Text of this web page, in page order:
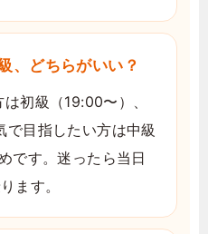
、どちらがいい？
初級（19:00〜）、
目指したい方は中級
です。迷ったら当日
ます。